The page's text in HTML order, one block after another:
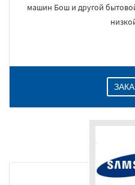
машин Бош и другой